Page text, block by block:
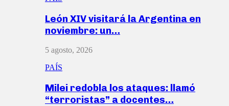
León XIV visitará la Argentina en
noviembre: un…
5 agosto, 2026
PAÍS
Milei redobla los ataques: llamó
“terroristas” a docentes…